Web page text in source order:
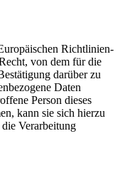
Richtlinien-
von dem für die
darüber zu
Daten
Person dieses
kann sie sich hierzu
Verarbeitung